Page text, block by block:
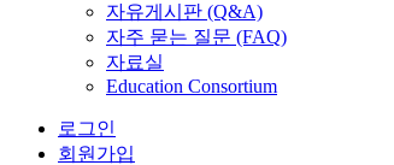
자유게시판 (Q&A)
자주 묻는 질문 (FAQ)
자료실
Education Consortium
로그인
회원가입